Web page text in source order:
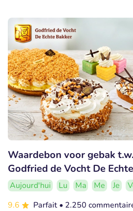
Waardebon voor gebak
Godfried de Vocht De
Aujourd'hui Lu Ma Me Je
9.6
Parfait • 2.250